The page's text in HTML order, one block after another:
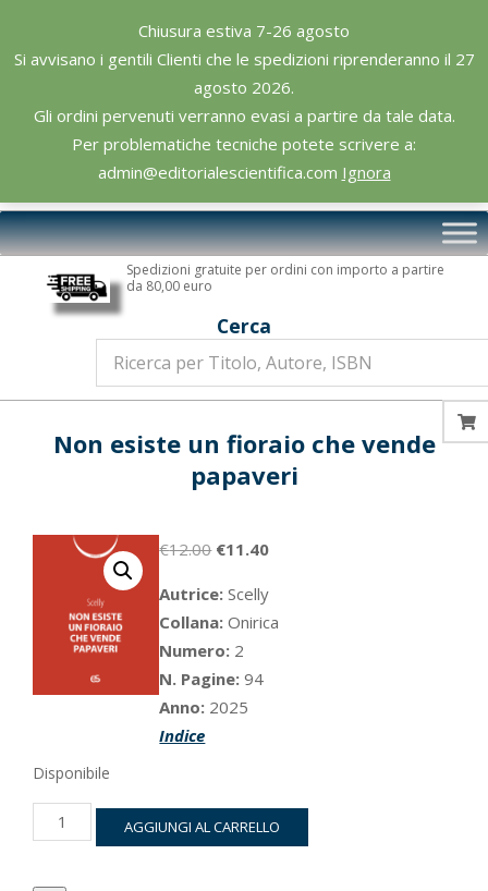
Chiusura estiva 7-26 agosto
Si avvisano i gentili Clienti che le spedizioni riprenderanno il 27
agosto 2026.
Gli ordini pervenuti verranno evasi a partire da tale data.
Per problematiche tecniche potete scrivere a:
admin@editorialescientifica.com Ignora
content
Editoriale
Scientifica
Primary
Navigation
Spedizioni gratuite per ordini con importo a partire
da 80,00 euro
Cerca
Non esiste un fioraio che vende
papaveri
€12.00 Il
originale
era:
€12.00.
€11.40Il
è:
Autrice:Scelly
Collana:Onirica
Numero: 2
N. Pagine: 94
Anno: 2025
Indice
Disponibile
Non
esiste
AGGIUNGI AL CARRELLO